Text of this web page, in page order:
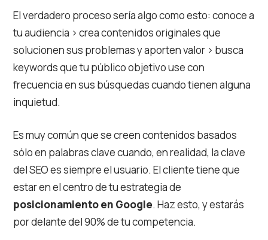
El verdadero proceso sería algo como esto: conoce a
tu audiencia > crea contenidos originales que
solucionen sus problemas y aporten valor > busca
keywords que tu público objetivo use con
frecuencia en sus búsquedas cuando tienen alguna
inquietud.
Es muy común que se creen contenidos basados
sólo en palabras clave cuando, en realidad, la clave
del SEO es siempre el usuario. El cliente tiene que
estar en el centro de tu estrategia de
posicionamiento en Google. Haz esto, y estarás
por delante del 90% de tu competencia.